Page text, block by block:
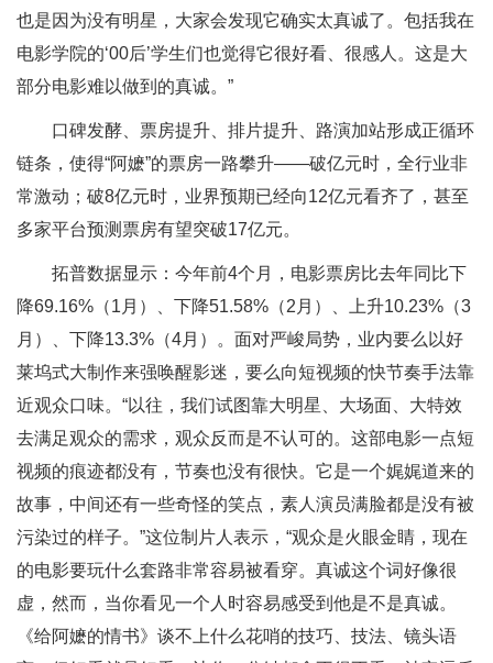
也是因为没有明星，大家会发现它确实太真诚了。包括我在
电影学院的‘00后’学生们也觉得它很好看、很感人。这是大
部分电影难以做到的真诚。”
口碑发酵、票房提升、排片提升、路演加站形成正循环
链条，使得“阿嬷”的票房一路攀升——破亿元时，全行业非
常激动；破8亿元时，业界预期已经向12亿元看齐了，甚至
多家平台预测票房有望突破17亿元。
拓普数据显示：今年前4个月，电影票房比去年同比下
降69.16%（1月）、下降51.58%（2月）、上升10.23%（3
月）、下降13.3%（4月）。面对严峻局势，业内要么以好
莱坞式大制作来强唤醒影迷，要么向短视频的快节奏手法靠
近观众口味。“以往，我们试图靠大明星、大场面、大特效
去满足观众的需求，观众反而是不认可的。这部电影一点短
视频的痕迹都没有，节奏也没有很快。它是一个娓娓道来的
故事，中间还有一些奇怪的笑点，素人演员满脸都是没有被
污染过的样子。”这位制片人表示，“观众是火眼金睛，现在
的电影要玩什么套路非常容易被看穿。真诚这个词好像很
虚，然而，当你看见一个人时容易感受到他是不是真诚。
《给阿嬷的情书》谈不上什么花哨的技巧、技法、镜头语